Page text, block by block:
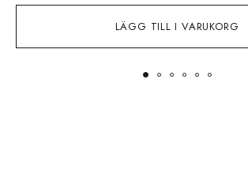
LÄGG TILL I VARUKORG